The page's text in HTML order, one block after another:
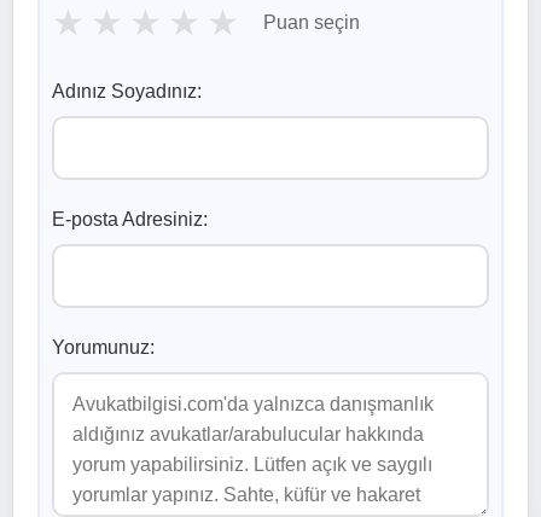
★ ★ ★ ★ ★ Puan seçin
Adınız Soyadınız:
E-posta Adresiniz:
Yorumunuz: